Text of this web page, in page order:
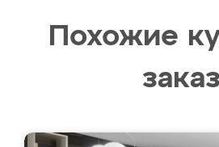
Похожие
заказ